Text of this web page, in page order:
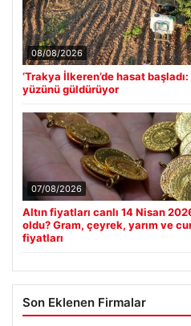
08/08/2026
‘Trakya İlkeren’de hasat
yüzünü güldürüyor
07/08/2026
Altın fiyatları canlı 14 Nisan
oldu? Gram, çeyrek, yarım ve
fiyatları
Son Eklenen Firmalar